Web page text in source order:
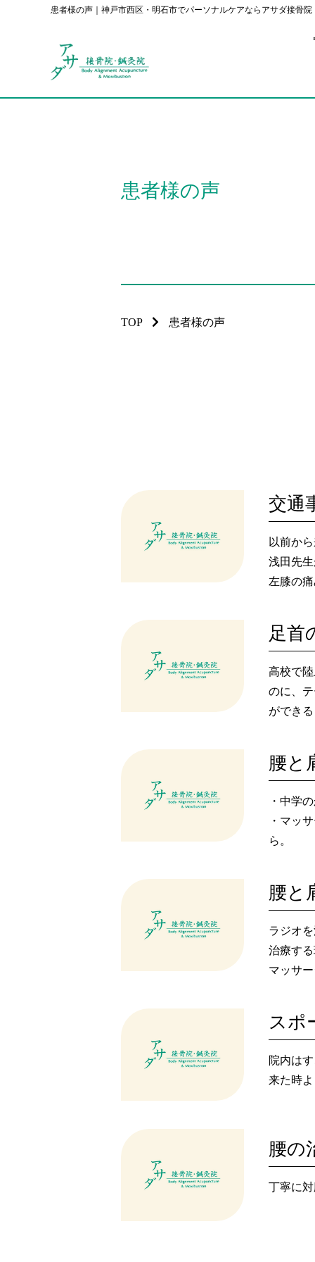
患者様の声｜神戸市西区・明石市でパーソナルケアならアサダ接骨院
患者様の声
TOP 患者様の声
交通
以前か
浅田先
左膝の
足首
高校で
のに、
ができ
・中学
・マッ
ら。
ラジオ
治療す
マッサ
スポ
院内は
来た時
腰の
丁寧に